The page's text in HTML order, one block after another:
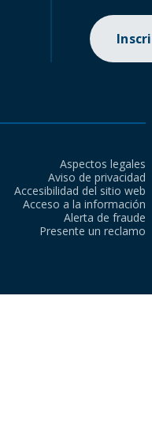
Aspectos legales
Aviso de privacidad
Accesibilidad del sitio web
Acceso a la información
Alerta de fraude
Presente un reclamo